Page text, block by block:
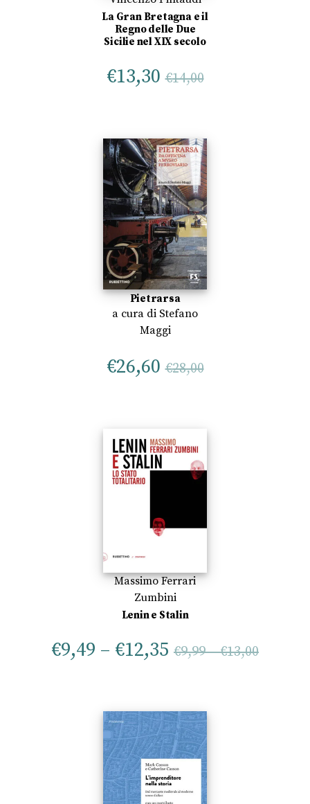
La Gran Bretagna e il
Regno delle Due
Sicilie nel XIX secolo
€13,30 €14,00
Pietrarsa
a cura di Stefano
Maggi
€26,60 €28,00
Massimo Ferrari
Zumbini
Lenin e Stalin
€9,49 – €12,35 €9,99–€13,00